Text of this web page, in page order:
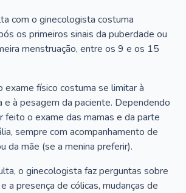
com o ginecologista costuma
os primeiros sinais da puberdade ou
menstruação, entre os 9 e os 15
exame físico costuma se limitar à
e à pesagem da paciente. Dependendo
feito o exame das mamas e da parte
sempre com acompanhamento de
da mãe (se a menina preferir).
o ginecologista faz perguntas sobre
a presença de cólicas, mudanças de